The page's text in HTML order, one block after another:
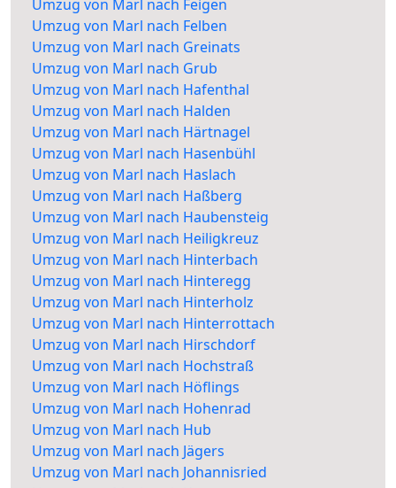
Umzug von Marl nach Feigen
Umzug von Marl nach Felben
Umzug von Marl nach Greinats
Umzug von Marl nach Grub
Umzug von Marl nach Hafenthal
Umzug von Marl nach Halden
Umzug von Marl nach Härtnagel
Umzug von Marl nach Hasenbühl
Umzug von Marl nach Haslach
Umzug von Marl nach Haßberg
Umzug von Marl nach Haubensteig
Umzug von Marl nach Heiligkreuz
Umzug von Marl nach Hinterbach
Umzug von Marl nach Hinteregg
Umzug von Marl nach Hinterholz
Umzug von Marl nach Hinterrottach
Umzug von Marl nach Hirschdorf
Umzug von Marl nach Hochstraß
Umzug von Marl nach Höflings
Umzug von Marl nach Hohenrad
Umzug von Marl nach Hub
Umzug von Marl nach Jägers
Umzug von Marl nach Johannisried